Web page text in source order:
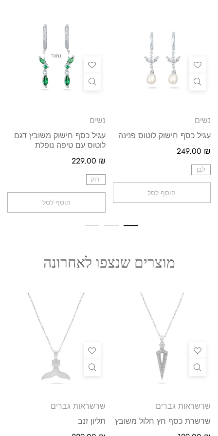
נשים
עגיל כסף חישוק לוטוס פנינה
249.00 ₪
לבן
הוסף לסל
נמכר
נשים
עגיל כסף חישוק משובץ דגם
לוטוס עם טיפה נופלת
229.00 ₪
ירוק
הוסף לסל
מוצרים שנצפו לאחרונה
שרשראות גברים
שרשרת כסף חץ חלול משובץ
שרשראות גברים
תליון זנב